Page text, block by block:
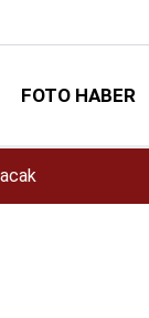
FOTO HABER